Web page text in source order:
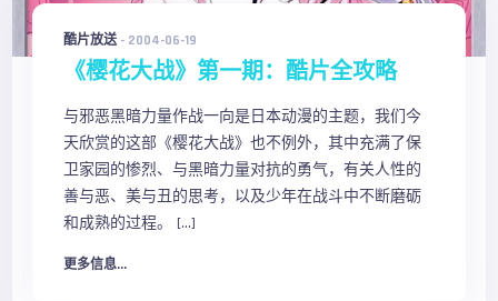
酷片放送- 2004-06-19
《樱花大战》第一期：酷片全攻略
与邪恶黑暗力量作战一向是日本动漫的主题，我们今
天欣赏的这部《樱花大战》也不例外，其中充满了保
卫家园的惨烈、与黑暗力量对抗的勇气，有关人性的
善与恶、美与丑的思考，以及少年在战斗中不断磨砺
和成熟的过程。 […]
更多信息...